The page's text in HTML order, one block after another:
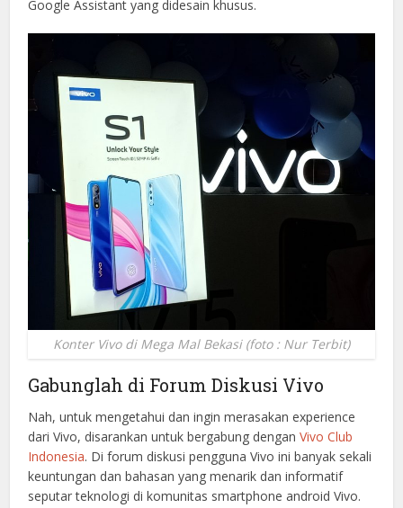
Google Assistant yang didesain khusus.
Konter Vivo di Mega Mal Bekasi (foto : Nur Terbit)
Gabunglah di Forum Diskusi Vivo
Nah, untuk mengetahui dan ingin merasakan experience
dari Vivo, disarankan untuk bergabung denganVivo Club
Indonesia. Di forum diskusi pengguna Vivo ini banyak sekali
keuntungan dan bahasan yang menarik dan informatif
seputar teknologi di komunitas smartphone android Vivo.